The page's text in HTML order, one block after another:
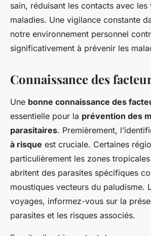
sain, réduisant les contacts avec les
maladies. Une vigilance constante
notre environnement personnel
significativement à prévenir les
Connaissance des
Une bonne connaissance des
essentielle pour la prévention des
parasitaires. Premièrement,
à risque est cruciale. Certaines
particulièrement les zones
abritent des parasites spécifiques
moustiques vecteurs du paludisme.
voyages, informez-vous sur la
parasites et les risques associés.